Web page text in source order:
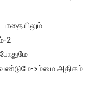
2
உம்மை அதிகம்